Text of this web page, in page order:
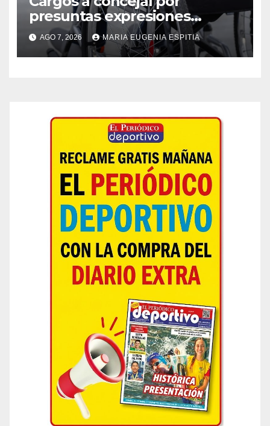
presuntas expresiones
discriminatorias contra
persona con discapacidad
AGO 7, 2026 MARIA EUGENIA ESPITIA